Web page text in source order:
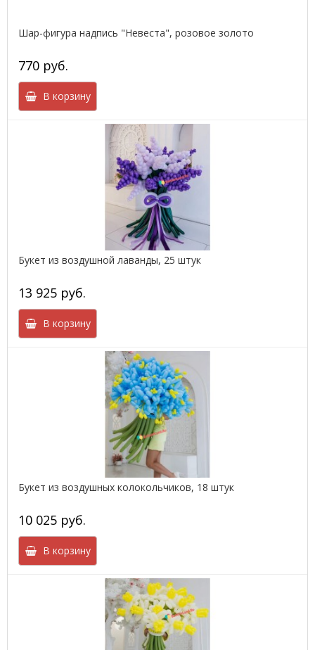
Шар-фигура надпись "Невеста", розовое золото
770 руб.
В корзину
Букет из воздушной лаванды, 25 штук
13 925 руб.
В корзину
Букет из воздушных колокольчиков, 18 штук
10 025 руб.
В корзину